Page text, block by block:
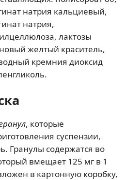
натрия кальциевый,
натрия,
лактозы
желтый краситель,
кремния диоксид
, которые
суспензии,
Гранулы содержатся во
вмещает 125 мг в 1
в картонную коробку,